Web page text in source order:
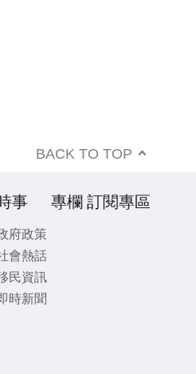
BACK TO TOP
事
府政策
會熱話
民資訊
時新聞
專欄 訂閱專區